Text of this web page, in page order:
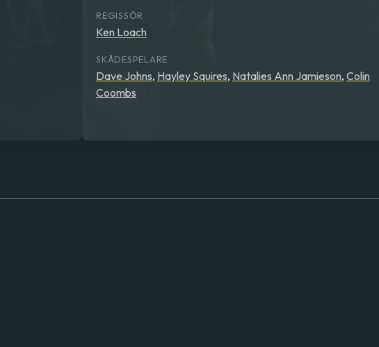
REGISSÖR
Ken Loach
SKÅDESPELARE
Dave Johns, Hayley Squires, Natalies Ann Jamieson, Colin
Coombs